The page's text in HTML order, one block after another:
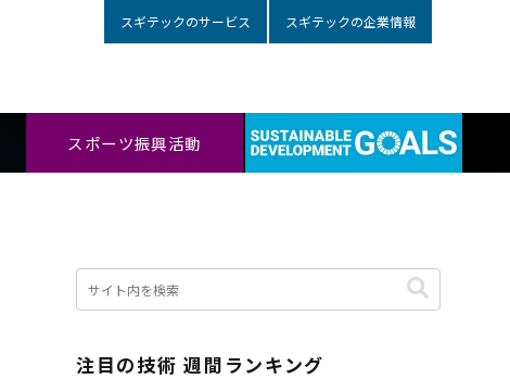
スギテックのサービス スギテックの企業情報
スポーツ振興活動
注目の技術 週間ランキング